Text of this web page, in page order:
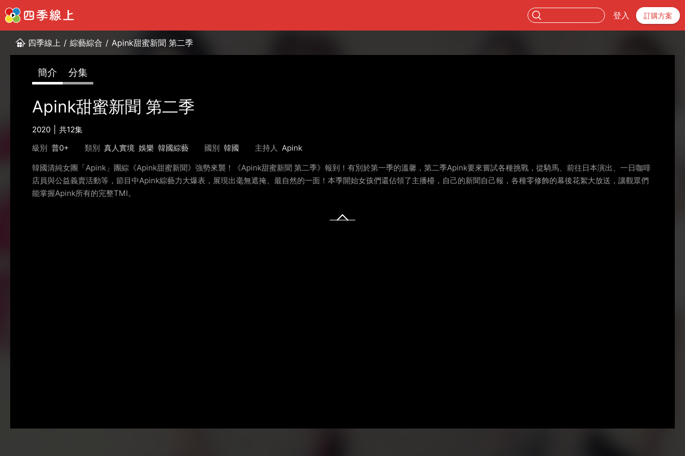
登入 訂購方案
四季線上 / 綜藝綜合 / Apink甜蜜新聞 第二季
簡介 分集
Apink甜蜜新聞 第二季
2020
共12集
級別 普0+ 類別 真人實境 娛樂 韓國綜藝 國別 韓國 主持人 Apink
韓國清純女團「Apink」團綜《Apink甜蜜新聞》強勢來襲！《Apink甜蜜新聞 第二季》報到！有別於第一季的溫馨，第二季Apink要來嘗試各種挑戰，從騎馬、前往日本演出、一日咖啡
店員與公益義賣活動等，節目中Apink綜藝力大爆表，展現出毫無遮掩、最自然的一面！本季開始女孩們還佔領了主播檯，自己的新聞自己報，各種零修飾的幕後花絮大放送，讓觀眾們
能掌握Apink所有的完整TMI。